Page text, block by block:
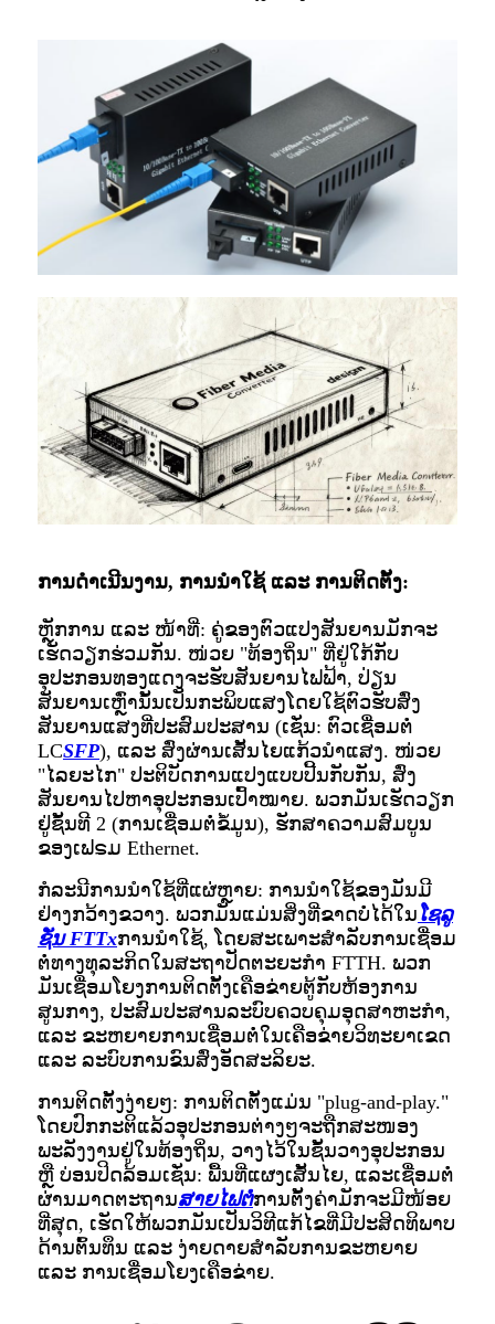
ການດຳເນີນງານ, ການນຳໃຊ້ ແລະ ການຕິດຕັ້ງ:
ຫຼັກການ ແລະ ໜ້າທີ່: ຄູ່ຂອງຕົວແປງສັນຍານມັກຈະ
ເຮັດວຽກຮ່ວມກັນ. ໜ່ວຍ "ທ້ອງຖິ່ນ" ທີ່ຢູ່ໃກ້ກັບ
ອຸປະກອນທອງແດງຈະຮັບສັນຍານໄຟຟ້າ, ປ່ຽນ
ສັນຍານເຫຼົ່ານັ້ນເປັນກະພິບແສງໂດຍໃຊ້ຕົວຮັບສົ່ງ
ສັນຍານແສງທີ່ປະສົມປະສານ (ເຊັ່ນ: ຕົວເຊື່ອມຕໍ່
LCSFP), ແລະ ສົ່ງຜ່ານເສັ້ນໄຍແກ້ວນຳແສງ. ໜ່ວຍ
"ໄລຍະໄກ" ປະຕິບັດການແປງແບບປີ້ນກັບກັນ, ສົ່ງ
ສັນຍານໄປຫາອຸປະກອນເປົ້າໝາຍ. ພວກມັນເຮັດວຽກ
ຢູ່ຊັ້ນທີ 2 (ການເຊື່ອມຕໍ່ຂໍ້ມູນ), ຮັກສາຄວາມສົມບູນ
ຂອງເຟຣມ Ethernet.
ກໍລະນີການນຳໃຊ້ທີ່ແຜ່ຫຼາຍ: ການນຳໃຊ້ຂອງມັນມີ
ຢ່າງກວ້າງຂວາງ. ພວກມັນແມ່ນສິ່ງທີ່ຂາດບໍ່ໄດ້ໃນ ໂຊລູ
ຊັ່ນ FTTxການນຳໃຊ້, ໂດຍສະເພາະສຳລັບການເຊື່ອມ
ຕໍ່ທາງທຸລະກິດໃນສະຖາປັດຕະຍະກຳ FTTH. ພວກ
ມັນເຊື່ອມໂຍງການຕິດຕັ້ງເຄືອຂ່າຍຕູ້ກັບຫ້ອງການ
ສູນກາງ, ປະສົມປະສານລະບົບຄວບຄຸມອຸດສາຫະກຳ,
ແລະ ຂະຫຍາຍການເຊື່ອມຕໍ່ໃນເຄືອຂ່າຍວິທະຍາເຂດ
ແລະ ລະບົບການຂົນສົ່ງອັດສະລິຍະ.
ການຕິດຕັ້ງງ່າຍໆ: ການຕິດຕັ້ງແມ່ນ "plug-and-play."
ໂດຍປົກກະຕິແລ້ວອຸປະກອນຕ່າງໆຈະຖືກສະໜອງ
ພະລັງງານຢູ່ໃນທ້ອງຖິ່ນ, ວາງໄວ້ໃນຊັ້ນວາງອຸປະກອນ
ຫຼື ບ່ອນປິດລ້ອມເຊັ່ນ: ພື້ນທີ່ແຜງເສັ້ນໄຍ, ແລະເຊື່ອມຕໍ່
ຜ່ານມາດຕະຖານສາຍໄຟຕໍ່ການຕັ້ງຄ່າມັກຈະມີໜ້ອຍ
ທີ່ສຸດ, ເຮັດໃຫ້ພວກມັນເປັນວິທີແກ້ໄຂທີ່ມີປະສິດທິພາບ
ດ້ານຕົ້ນທຶນ ແລະ ງ່າຍດາຍສຳລັບການຂະຫຍາຍ
ແລະ ການເຊື່ອມໂຍງເຄືອຂ່າຍ.